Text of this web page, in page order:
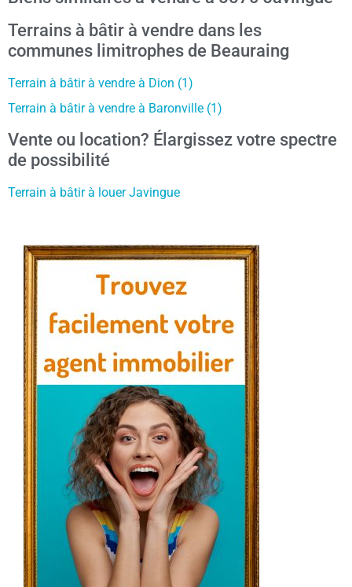
Terrains à bâtir à vendre dans les
communes limitrophes de Beauraing
Terrain à bâtir à vendre à Dion (1)
Terrain à bâtir à vendre à Baronville (1)
Vente ou location? Élargissez votre spectre
de possibilité
Terrain à bâtir à louer Javingue